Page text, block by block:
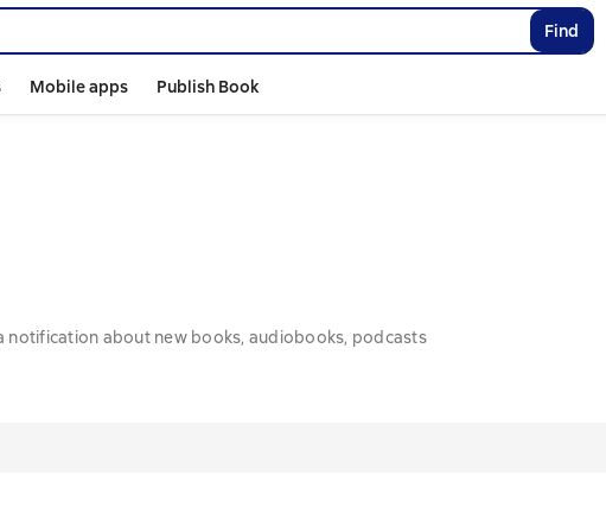
Find
Mobile apps Publish Book
notification about new books, audiobooks, podcasts